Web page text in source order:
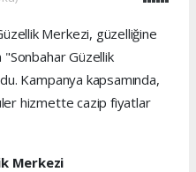
Merkezi, güzelliğine
"Sonbahar Güzellik
Kampanya kapsamında,
hizmette cazip fiyatlar
Merkezi